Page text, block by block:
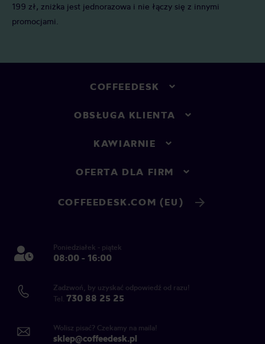
199 zł, zniżka jest jednorazowa i nie łączy się z innymi
promocjami.
COFFEEDESK
OBSŁUGA KLIENTA
KAWIARNIE
OFERTA DLA FIRM
COFFEEDESK.COM (EU)
Poniedziałek - piątek
08:00 - 16:00
Zadzwoń, by uzyskać odpowiedź od razu!
Tel. 730 88 25 25
Wolisz pisać? Czekamy na maila!
sklep@coffeedesk.pl